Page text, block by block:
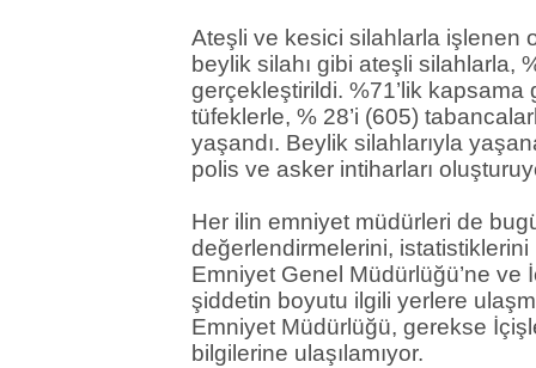
Ateşli ve kesici silahlarla işlenen
beylik silahı gibi ateşli silahlarla,
gerçekleştirildi. %71’lik kapsama
tüfeklerle, % 28’i (605)
yaşandı. Beylik silahlarıyla
polis ve asker intiharları
Her ilin emniyet müdürleri de
değerlendirmelerini,
Emniyet Genel Müdürlüğü’ne ve
şiddetin boyutu ilgili yerlere
Emniyet Müdürlüğü, gerekse
bilgilerine ulaşılamıyor.